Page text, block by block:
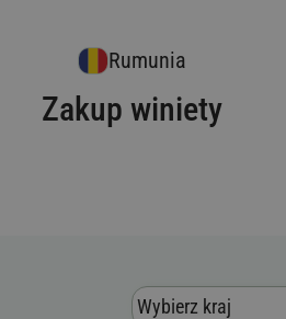
Rumunia
Zakup winiety
Wybierz kraj